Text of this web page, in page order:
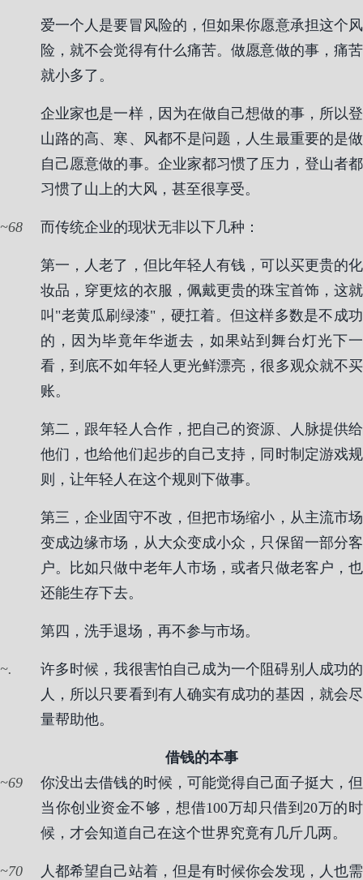
爱一个人是要冒风险的，但如果你愿意承担这个风
险，就不会觉得有什么痛苦。做愿意做的事，痛苦
就小多了。
企业家也是一样，因为在做自己想做的事，所以登
山路的高、寒、风都不是问题，人生最重要的是做
自己愿意做的事。企业家都习惯了压力，登山者都
习惯了山上的大风，甚至很享受。
68 而传统企业的现状无非以下几种：
第一，人老了，但比年轻人有钱，可以买更贵的化
妆品，穿更炫的衣服，佩戴更贵的珠宝首饰，这就
叫"老黄瓜刷绿漆"，硬扛着。但这样多数是不成功
的，因为毕竟年华逝去，如果站到舞台灯光下一
看，到底不如年轻人更光鲜漂亮，很多观众就不买
账。
第二，跟年轻人合作，把自己的资源、人脉提供给
他们，也给他们起步的自己支持，同时制定游戏规
则，让年轻人在这个规则下做事。
第三，企业固守不改，但把市场缩小，从主流市场
变成边缘市场，从大众变成小众，只保留一部分客
户。比如只做中老年人市场，或者只做老客户，也
还能生存下去。
第四，洗手退场，再不参与市场。
.
许多时候，我很害怕自己成为一个阻碍别人成功的
人，所以只要看到有人确实有成功的基因，就会尽
量帮助他。
借钱的本事
69
你没出去借钱的时候，可能觉得自己面子挺大，但
当你创业资金不够，想借100万却只借到20万的时
候，才会知道自己在这个世界究竟有几斤几两。
70
人都希望自己站着，但是有时候你会发现，人也需